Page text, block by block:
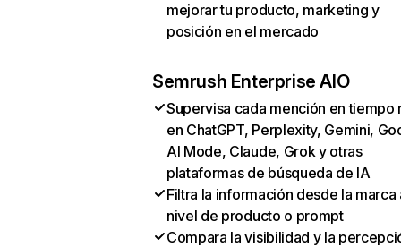
mejorar tu producto, marketing y
posición en el mercado
Semrush Enterprise AIO
Supervisa cada mención en tiempo
en ChatGPT, Perplexity, Gemini,
AI Mode, Claude, Grok y otras
plataformas de búsqueda de IA
Filtra la información desde la marca
nivel de producto o prompt
Compara la visibilidad y la